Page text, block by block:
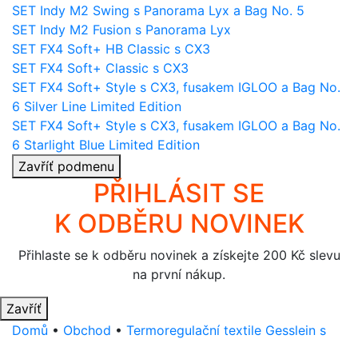
SET Indy M2 Swing s Panorama Lyx a Bag No. 5
SET Indy M2 Fusion s Panorama Lyx
SET FX4 Soft+ HB Classic s CX3
SET FX4 Soft+ Classic s CX3
SET FX4 Soft+ Style s CX3, fusakem IGLOO a Bag No.
6 Silver Line Limited Edition
SET FX4 Soft+ Style s CX3, fusakem IGLOO a Bag No.
6 Starlight Blue Limited Edition
Zavříť podmenu
PŘIHLÁSIT SE
K ODBĚRU NOVINEK
Přihlaste se k odběru novinek a získejte 200 Kč slevu
na první nákup.
Zavříť
Domů • Obchod • Termoregulační textile Gesslein s